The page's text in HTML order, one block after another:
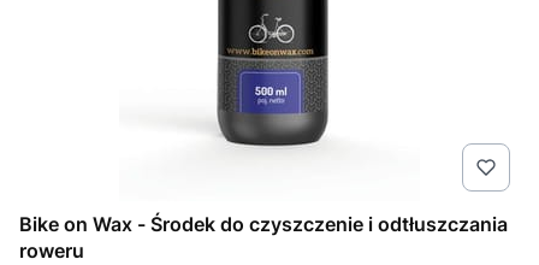
Bike on Wax - Środek do czyszczenie i odtłuszczania
roweru